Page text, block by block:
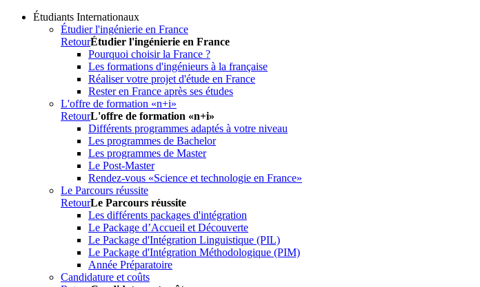
Étudiants Internationaux
Étudier l'ingénierie en France
RetourÉtudier l'ingénierie en France
Pourquoi choisir la France ?
Les formations d'ingénieurs à la française
Réaliser votre projet d'étude en France
Rester en France après ses études
L'offre de formation «n+i»
RetourL'offre de formation «n+i»
Différents programmes adaptés à votre niveau
Les programmes de Bachelor
Les programmes de Master
Le Post-Master
Rendez-vous «Science et technologie en France»
Le Parcours réussite
RetourLe Parcours réussite
Les différents packages d'intégration
Le Package d’Accueil et Découverte
Le Package d'Intégration Linguistique (PIL)
Le Package d'Intégration Méthodologique (PIM)
Année Préparatoire
Candidature et coûts